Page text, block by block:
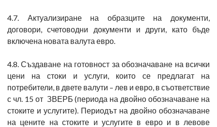
4.7. Актуализиране на образците на документи,
договори, счетоводни документи и други, като бъде
включена новата валута евро.
4.8. Създаване на готовност за обозначаване на всички
цени на стоки и услуги, които се предлагат на
потребители, в двете валути – лев и евро, в съответствие
с чл. 15 от ЗВЕРБ (периода на двойно обозначаване на
стоките и услугите). Периодът на двойно обозначаване
на цените на стоките и услугите в евро и в левове